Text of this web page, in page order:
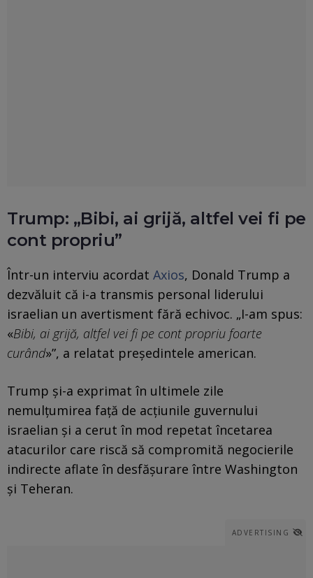
Trump: „Bibi, ai grijă, altfel vei fi pe
cont propriu”
Într-un interviu acordat Axios, Donald Trump a
dezvăluit că i-a transmis personal liderului
israelian un avertisment fără echivoc. „I-am spus:
«Bibi, ai grijă, altfel vei fi pe cont propriu foarte
curând»”, a relatat președintele american.
Trump și-a exprimat în ultimele zile
nemulțumirea față de acțiunile guvernului
israelian și a cerut în mod repetat încetarea
atacurilor care riscă să compromită negocierile
indirecte aflate în desfășurare între Washington
și Teheran.
ADVERTISING